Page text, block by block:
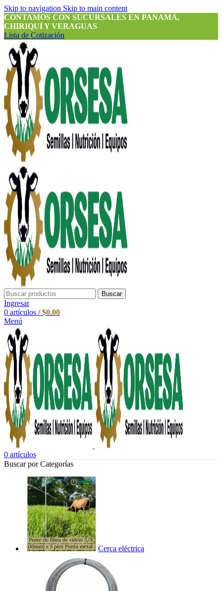
Skip to navigation Skip to main content
CONTAMOS CON SUCURSALES EN PANAMÁ,
CHIRIQUÍ Y VERAGUAS
Lista de Cotización
Buscar
Ingresar
0 artículos / $0.00
Menú
0 artículos
Buscar por Categorías
Cerca eléctrica